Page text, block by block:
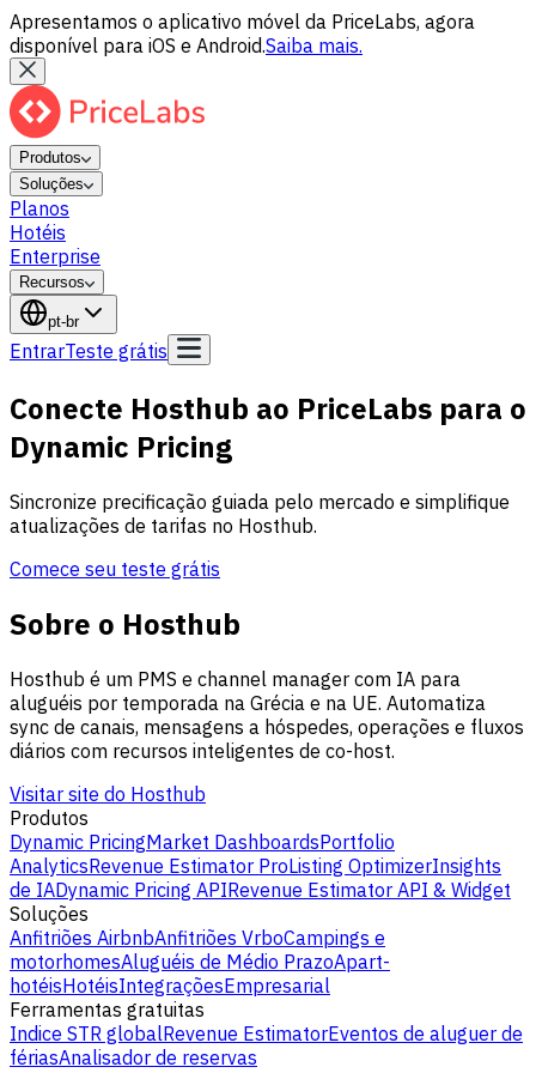
Apresentamos o aplicativo móvel da PriceLabs, agora
disponível para iOS e Android.Saiba mais.
Produtos
Soluções
Planos
Hotéis
Enterprise
Recursos
pt-br
EntrarTeste grátis
Conecte Hosthub ao PriceLabs para o
Dynamic Pricing
Sincronize precificação guiada pelo mercado e simplifique
atualizações de tarifas no Hosthub.
Comece seu teste grátis
Sobre o Hosthub
Hosthub é um PMS e channel manager com IA para
aluguéis por temporada na Grécia e na UE. Automatiza
sync de canais, mensagens a hóspedes, operações e fluxos
diários com recursos inteligentes de co-host.
Visitar site do Hosthub
Produtos
Dynamic PricingMarket DashboardsPortfolio
AnalyticsRevenue Estimator ProListing OptimizerInsights
de IADynamic Pricing APIRevenue Estimator API & Widget
Soluções
Anfitriões AirbnbAnfitriões VrboCampings e
motorhomesAluguéis de Médio PrazoApart-
hotéisHotéisIntegraçõesEmpresarial
Ferramentas gratuitas
Indice STR globalRevenue EstimatorEventos de aluguer de
fériasAnalisador de reservas